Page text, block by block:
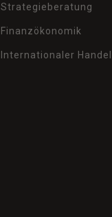
Strategieberatung
Finanzökonomik
Internationaler Handel